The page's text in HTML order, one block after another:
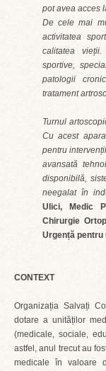
pot avea acces
De cele mai
activitatea
calitatea
sportive,
patologii
tratament
Turnul
Cu acest
pentru
avansată
disponibilă,
neegalat în
Ulici, Medic
Chirurgie
Urgență pentru
CONTEXT
Organizația Salvați
dotare a unităților
(medicale, sociale,
astfel, anul trecut au
medicale în valoare